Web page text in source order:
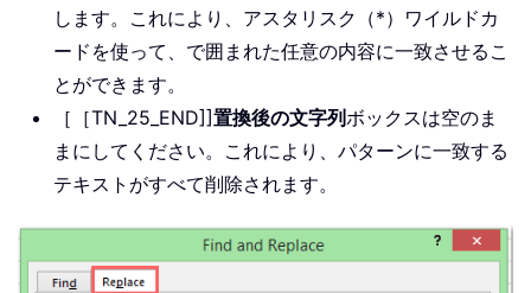
します。これにより、アスタリスク（*）ワイルドカ
ードを使って、で囲まれた任意の内容に一致させるこ
とができます。
［［TN_25_END]]置換後の文字列ボックスは空のま
まにしてください。これにより、パターンに一致する
テキストがすべて削除されます。